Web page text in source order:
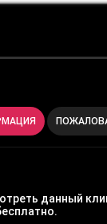
данный